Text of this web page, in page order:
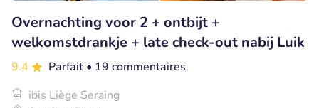
Overnachting voor 2 + ontbijt +
welkomstdrankje + late check-out nabij Luik
9.4 Parfait • 19 commentaires
ibis Liège Seraing